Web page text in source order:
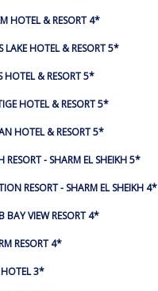
HOTEL & RESORT 4*
LAKE HOTEL & RESORT 5*
HOTEL & RESORT 5*
HOTEL & RESORT 5*
HOTEL & RESORT 5*
RESORT - SHARM EL SHEIKH 5*
RESORT - SHARM EL SHEIKH 4*
BAY VIEW RESORT 4*
RESORT 4*
3*